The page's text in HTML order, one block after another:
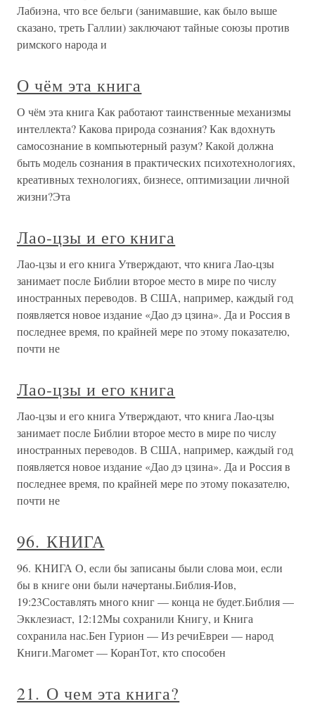
Лабиэна, что все бельги (занимавшие, как было выше
сказано, треть Галлии) заключают тайные союзы против
римского народа и
О чём эта книга
О чём эта книга Как работают таинственные механизмы
интеллекта? Какова природа сознания? Как вдохнуть
самосознание в компьютерный разум? Какой должна
быть модель сознания в практических психотехнологиях,
креативных технологиях, бизнесе, оптимизации личной
жизни?Эта
Лао-цзы и его книга
Лао-цзы и его книга Утверждают, что книга Лао-цзы
занимает после Библии второе место в мире по числу
иностранных переводов. В США, например, каждый год
появляется новое издание «Дао дэ цзина». Да и Россия в
последнее время, по крайней мере по этому показателю,
почти не
Лао-цзы и его книга
Лао-цзы и его книга Утверждают, что книга Лао-цзы
занимает после Библии второе место в мире по числу
иностранных переводов. В США, например, каждый год
появляется новое издание «Дао дэ цзина». Да и Россия в
последнее время, по крайней мере по этому показателю,
почти не
96. КНИГА
96. КНИГА О, если бы записаны были слова мои, если
бы в книге они были начертаны.Библия-Иов,
19:23Составлять много книг — конца не будет.Библия —
Экклезиаст, 12:12Мы сохранили Книгу, и Книга
сохранила нас.Бен Гурион — Из речиЕвреи — народ
Книги.Магомет — КоранТот, кто способен
21. О чем эта книга?